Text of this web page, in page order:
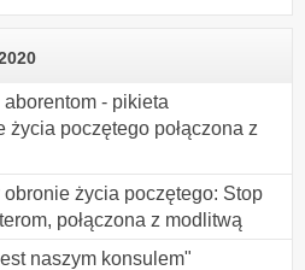
- pikieta
życia poczętego połączona z
życia poczętego: Stop
połączona z modlitwą
naszym konsulem"